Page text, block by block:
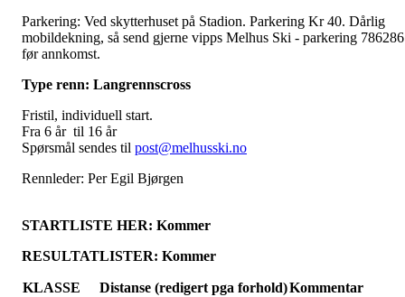
Parkering: Ved skytterhuset på Stadion. Parkering Kr 40. Dårlig
mobildekning, så send gjerne vipps Melhus Ski - parkering 786286
før annkomst.
Type renn: Langrennscross
Fristil, individuell start.
Fra 6 år til 16 år
Spørsmål sendes til post@melhusski.no
Rennleder: Per Egil Bjørgen
STARTLISTE HER: Kommer
RESULTATLISTER: Kommer
KLASSE Distanse (redigert pga forhold)Kommentar